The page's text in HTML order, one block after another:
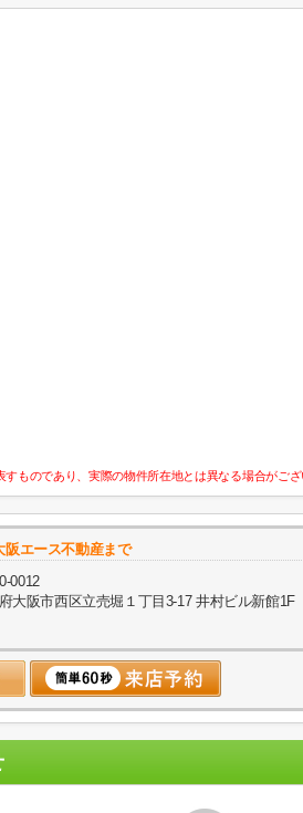
ものであり、実際の物件所在地とは異なる場合がござ
阪エース不動産まで
0012
大阪市西区立売堀１丁目3-17 井村ビル新館1F